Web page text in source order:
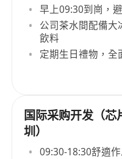
早上09:30到崗，
公司茶水間配備大
飲料
定期生日禮物，全
国际采购开发（
圳）
09:30-18:30舒適